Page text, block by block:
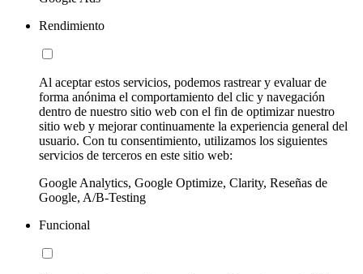
Rendimiento
Al aceptar estos servicios, podemos rastrear y evaluar de
forma anónima el comportamiento del clic y navegación
dentro de nuestro sitio web con el fin de optimizar nuestro
sitio web y mejorar continuamente la experiencia general del
usuario. Con tu consentimiento, utilizamos los siguientes
servicios de terceros en este sitio web:
Google Analytics, Google Optimize, Clarity, Reseñas de
Google, A/B-Testing
Funcional